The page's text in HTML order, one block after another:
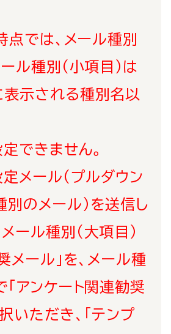
では、メール種別
ール種別（小項目）は
表示される種別名以
きません。
ール（プルダウン
のメール）を送信し
ール種別（大項目）
ル」を、メール種
「アンケート関連勧奨
いただき、「テンプ